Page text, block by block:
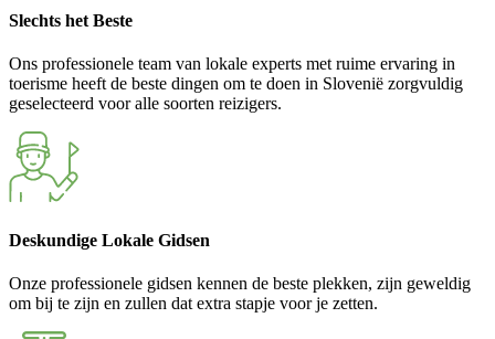
Slechts het Beste
Ons professionele team van lokale experts met ruime ervaring in
toerisme heeft de beste dingen om te doen in Slovenië zorgvuldig
geselecteerd voor alle soorten reizigers.
Deskundige Lokale Gidsen
Onze professionele gidsen kennen de beste plekken, zijn geweldig
om bij te zijn en zullen dat extra stapje voor je zetten.